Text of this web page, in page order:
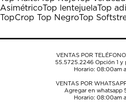
AsimétricoTop lentejuelaTop
TopCrop Top NegroTop
VENTAS POR
55.5725.2246Opción 1 y
Horario: 08:00am
VENTAS POR
Agregar en whatsapp
Horario: 08:00am